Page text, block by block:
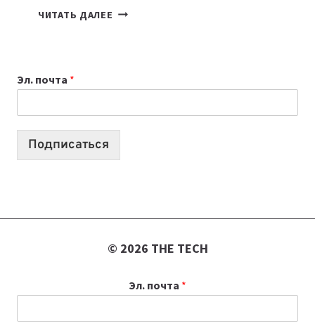
ЧИТАТЬ ДАЛЕЕ 7
СОЗДАВАТЬ
ПРОДУКТЫ
Эл. почта *
Подписаться
© 2026 THE TECH
Эл. почта *